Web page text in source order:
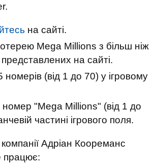
на сайті.
Mega Millions з більш ніж
на сайті.
номерів (від 1 до 70) у ігровому
номер "Mega Millions" (від 1 до
частині ігрового поля.
Адріан Коореманс
працює: